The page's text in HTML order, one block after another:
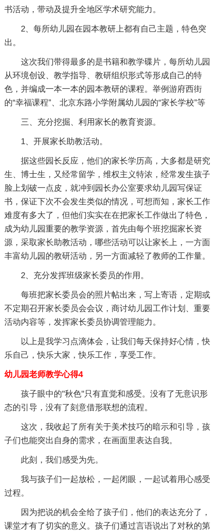
书活动，带动及提升全地区学术研究能力。
2、每所幼儿园在园本教研上都有自己主题，特色突
出。
这次我们带得最多的是书籍和教学碟片，每所幼儿园
从环境创设、教学指导、教研组织形式等形成自己的特
色，并编成一本一本的园本教研的课程。举例游府西街
的“幸福课程”、北京东路小学附属幼儿园的“家长学校”等
三、充分挖掘、利用家长的教育资源。
1、开展家长助教活动。
据这些园长反应，他们的家长学历高，大多都是研究
生、博士生，又经常留学，维权主义特浓，经常发生孩子
脸上划破一点皮，就冲到园长办公室要求幼儿园写保证
书，保证下次不会发生类似的情况，可想而知，家长工作
难度有多大了，但他们实实在在把家长工作做出了特色，
成为幼儿园重要的教学资源，首先由每个班挖掘家长资
源，采取家长助教活动，哪些活动可以让家长上，一方面
丰富幼儿园的教研活动，另一方面减轻了教师的工作量。
2、充分发挥班级家长委员的作用。
每班把家长委员会的照片帖出来，写上寄语，定期或
不定期召开家长委员会会议，商讨幼儿园工作计划、重要
活动内容等，发挥家长委员协调管理能力。
以上是我学习点滴体会，让我们每天保持好心情，快
乐自己，快乐大家，快乐工作，享受工作。
幼儿园老师教学心得4
孩子眼中的"秋色"只有直觉和感受。没有了无意识形
态的引导，没有了刻意借形联想的流程。
这次，我收起了所有关于美术技巧的暗示和引导，孩
子们也能突出自身的需求，在画面里表达自我。
此刻，我们感受为先。
我与孩子们一起放松，一起闭眼，一起试着用心感受
过程。
因为把说的机会全给了孩子们，他们的表达充分了，
课堂才有了切实的意义。孩子们通过言语说出了对秋的第